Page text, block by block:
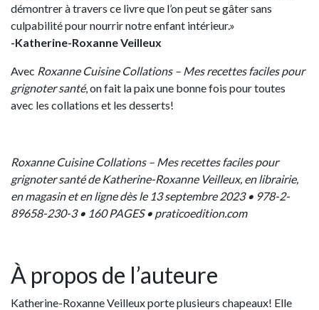
démontrer à travers ce livre que l’on peut se gâter sans
culpabilité pour nourrir notre enfant intérieur.»
-Katherine-Roxanne Veilleux
Avec Roxanne Cuisine Collations – Mes recettes faciles pour
grignoter santé, on fait la paix une bonne fois pour toutes
avec les collations et les desserts!
Roxanne Cuisine Collations – Mes recettes faciles pour
grignoter santé de Katherine-Roxanne Veilleux, en librairie,
en magasin et en ligne dès le 13 septembre 2023 • 978-2-
89658-230-3 • 160 PAGES • praticoedition.com
À propos de l’auteure
Katherine-Roxanne Veilleux porte plusieurs chapeaux! Elle